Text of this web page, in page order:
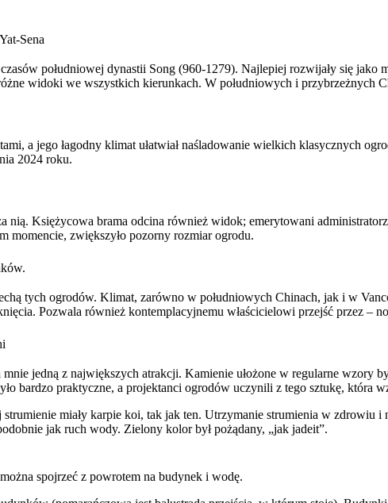
Sena
południowej dynastii Song (960-1279). Najlepiej rozwijały się jako
widoki we wszystkich kierunkach. W południowych i przybrzeżnych
a jego łagodny klimat ułatwiał naśladowanie wielkich klasycznych
2024 roku.
nią. Księżycowa brama odcina również widok; emerytowani
momencie, zwiększyło pozorny rozmiar ogrodu.
tych ogrodów. Klimat, zarówno w południowych Chinach, jak i w
Pozwala również kontemplacyjnemu właścicielowi przejść przez –
jedną z największych atrakcji. Kamienie ułożone w regularne wzory
bardzo praktyczne, a projektanci ogrodów uczynili z tego sztukę, która
miały karpie koi, tak jak ten. Utrzymanie strumienia w zdrowiu
jak ruch wody. Zielony kolor był pożądany, „jak jadeit”.
spojrzeć z powrotem na budynek i wodę.